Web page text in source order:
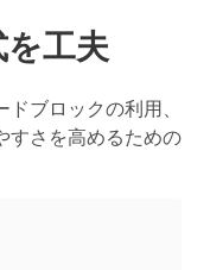
工夫
ブロックの利用、
すさを高めるための